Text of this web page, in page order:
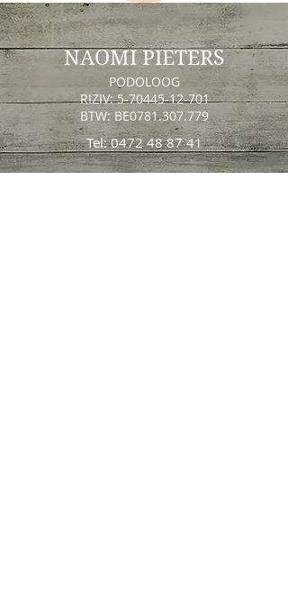
NAOMI PIETERS
PODOLOOG
RIZIV:5-70445-12-701
BTW: BE0781.307.779
Tel:0472 48 87 41